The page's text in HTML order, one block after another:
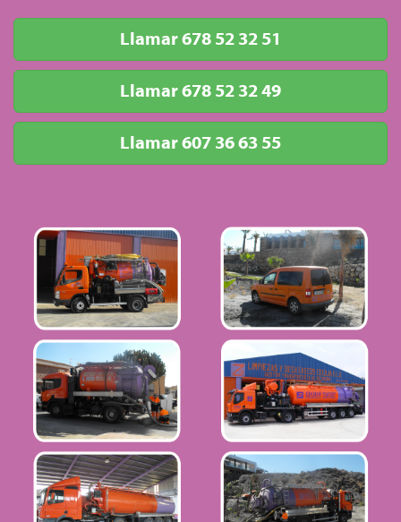
Llamar 678 52 32 51
Llamar 678 52 32 49
Llamar 607 36 63 55